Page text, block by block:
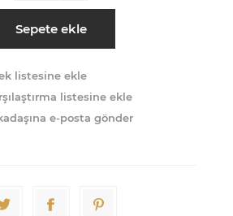
Sepete ekle
listesine ekle
listesine ekle
e-posta gönder